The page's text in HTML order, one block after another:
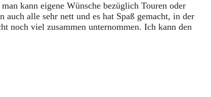
kann eigene Wünsche bezüglich Touren oder
alle sehr nett und es hat Spaß gemacht, in der
noch viel zusammen unternommen. Ich kann den